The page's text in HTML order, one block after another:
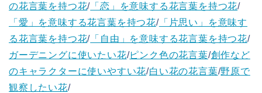
の花言葉を持つ花/ 「恋」を意味する花言葉を持つ花/
「愛」を意味する花言葉を持つ花/「片思い」を意味す
る花言葉を持つ花/ 「自由」を意味する花言葉を持つ花/
ガーデニングに使いたい花/ピンク色の花言葉/創作など
のキャラクターに使いやすい花/白い花の花言葉/野原で
観察したい花/